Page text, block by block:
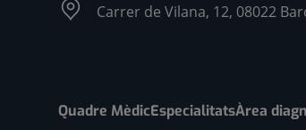
Carrer de Vilana, 12, 08022
Quadre MèdicEspecialitatsÀrea